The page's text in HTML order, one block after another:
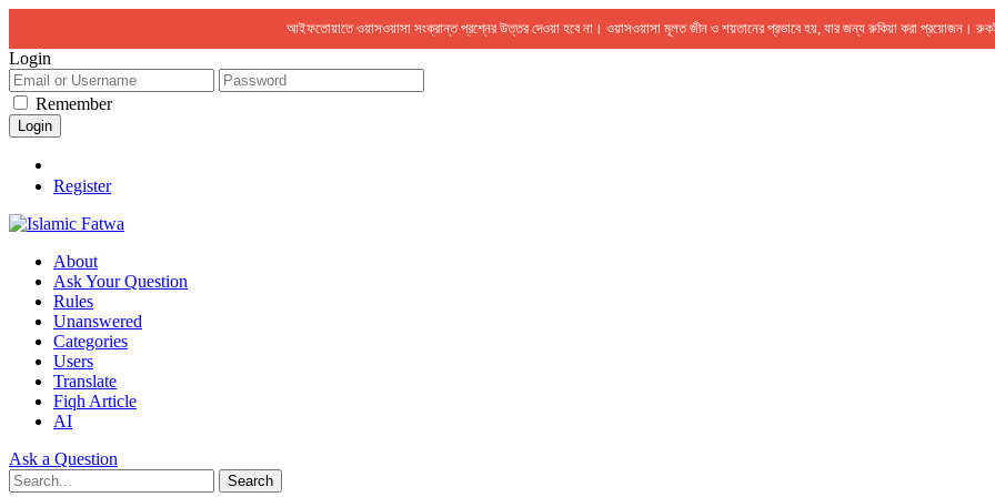
আইফতোয়াতে ওয়াসওয়াসা সংক্রান্ত প্রশ্নের উত্তর দেওয়া হবে না। ওয়াসওয়াসা মূলত জীন ও শয়তানের প্রভাবে হয়, যার জন্য রুকিয়া করা প্রয়োজন।
Login
Remember
Register
About
Ask Your Question
Rules
Unanswered
Categories
Users
Translate
Fiqh Article
AI
Ask a Question